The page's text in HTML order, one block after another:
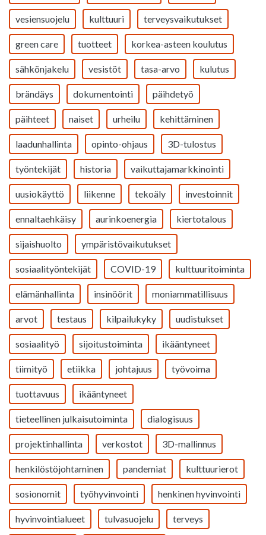
vesiensuojelu kulttuuri terveysvaikutukset
green care tuotteet korkea-asteen koulutus
sähkönjakelu vesistöt tasa-arvo kulutus
brändäys dokumentointi päihdetyö
päihteet naiset urheilu kehittäminen
laadunhallinta opinto-ohjaus 3D-tulostus
työntekijät historia vaikuttajamarkkinointi
uusiokäyttö liikenne tekoäly investoinnit
ennaltaehkäisy aurinkoenergia kiertotalous
sijaishuolto ympäristövaikutukset
sosiaalityöntekijät COVID-19 kulttuuritoiminta
elämänhallinta insinöörit moniammatillisuus
arvot testaus kilpailukyky uudistukset
sosiaalityö sijoitustoiminta ikääntyneet
tiimityö etiikka johtajuus työvoima
tuottavuus ikääntyneet
tieteellinen julkaisutoiminta dialogisuus
projektinhallinta verkostot 3D-mallinnus
henkilöstöjohtaminen pandemiat kulttuurierot
sosionomit työhyvinvointi henkinen hyvinvointi
hyvinvointialueet tulvasuojelu terveys